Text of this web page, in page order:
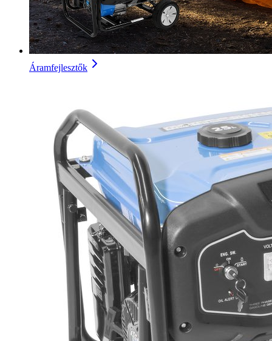
Áramfejlesztők